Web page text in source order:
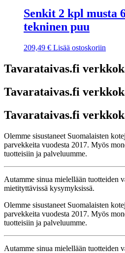
Senkit 2 kpl musta
tekninen puu
209,49 € Lisää ostoskoriin
Tavarataivas.fi
Tavarataivas.fi
Tavarataivas.fi
Olemme sisustaneet Suomalaisten
parvekkeita vuodesta 2017. Myös
tuotteisiin ja palveluumme.
Autamme sinua mielellään tuotteiden
mietityttävissä kysymyksissä.
Olemme sisustaneet Suomalaisten
parvekkeita vuodesta 2017. Myös
tuotteisiin ja palveluumme.
Autamme sinua mielellään tuotteiden